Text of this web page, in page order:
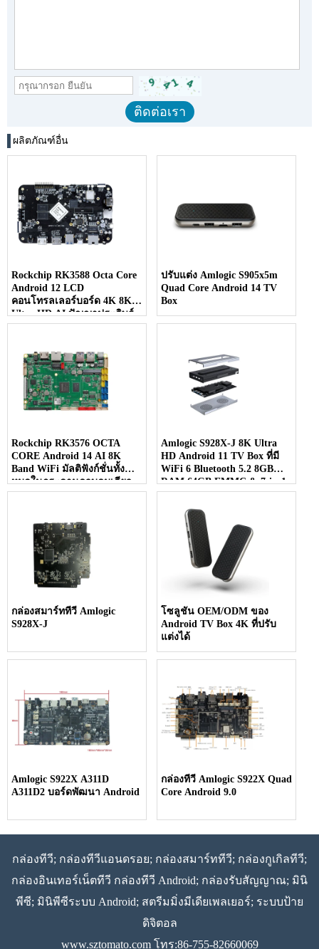
ผลิตภัณฑ์อื่น
Rockchip RK3588 Octa Core
Android 12 LCD
คอนโทรลเลอร์บอร์ด 4K 8K
Ultra HD AI ปัญญาประดิษฐ์
ปรับแต่ง Amlogic S905x5m
Quad Core Android 14 TV
Box
Rockchip RK3576 OCTA
CORE Android 14 AI 8K
Band WiFi มัลติฟังก์ชั่นทั้ง
หมดในกระดานควบคุมเดียว
Amlogic S928X-J 8K Ultra
HD Android 11 TV Box ที่มี
WiFi 6 Bluetooth 5.2 8GB
RAM 64GB EMMC & 7-in-1
จอแสดงผลหลายหน้าจอ
กล่องสมาร์ททีวี Amlogic
S928X-J
โซลูชัน OEM/ODM ของ
Android TV Box 4K ที่ปรับ
แต่งได้
Amlogic S922X A311D
A311D2 บอร์ดพัฒนา Android
กล่องทีวี Amlogic S922X Quad
Core Android 9.0
กล่องทีวี; กล่องทีวีแอนดรอย; กล่องสมาร์ททีวี; กล่องกูเกิลทีวี;
กล่องอินเทอร์เน็ตทีวี กล่องทีวี Android; กล่องรับสัญญาณ; มินิ
พีซี; มินิพีซีระบบ Android; สตรีมมิ่งมีเดียเพลเยอร์; ระบบป้าย
ดิจิตอล
www.sztomato.comโทร:86-755-82660069